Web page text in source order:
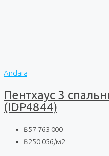
Andara
Пентхаус 3
(IDP4844)
฿57 763 000
฿250 056/м2